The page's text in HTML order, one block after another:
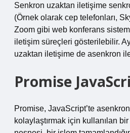
Senkron uzaktan iletişime
(Örnek olarak cep telefonları,
Zoom gibi web konferans
iletişim süreçleri gösterilebilir.
uzaktan iletişime de asenkron
Promise
Promise, JavaScript’te
kolaylaştırmak için kullanılan